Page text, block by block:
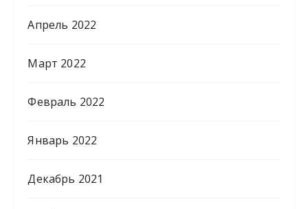
Апрель 2022
Март 2022
Февраль 2022
Январь 2022
Декабрь 2021